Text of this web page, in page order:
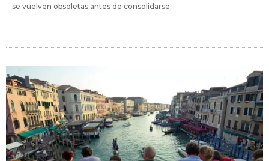
se vuelven obsoletas antes de consolidarse.